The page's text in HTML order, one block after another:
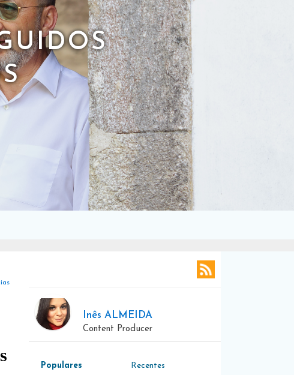
Inês ALMEIDA
Content Producer
Populares Recentes